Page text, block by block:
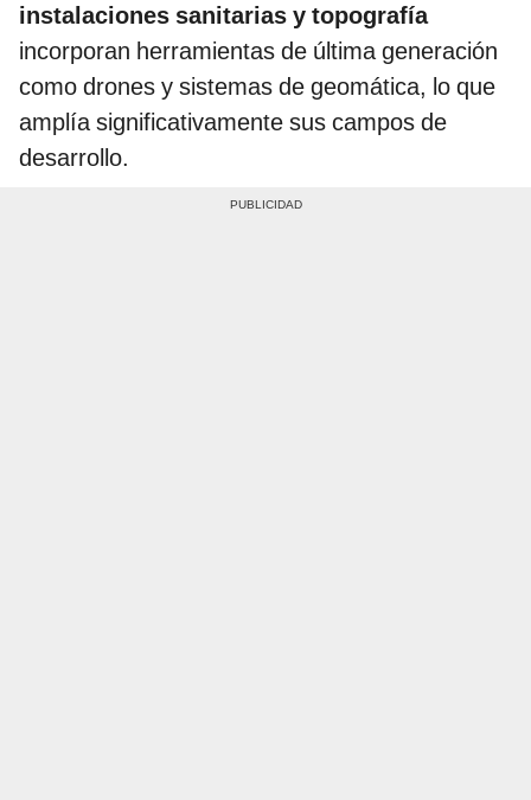
instalaciones sanitarias y topografía
incorporan herramientas de última generación
como drones y sistemas de geomática, lo que
amplía significativamente sus campos de
desarrollo.